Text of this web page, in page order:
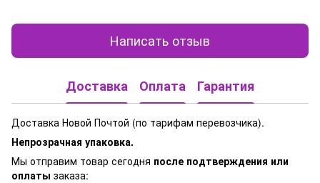
Написать отзыв
Доставка Оплата Гарантия
Доставка Новой Почтой (по тарифам перевозчика).
Непрозрачная упаковка.
Мы отправим товар сегодня после подтверждения или
оплаты заказа: